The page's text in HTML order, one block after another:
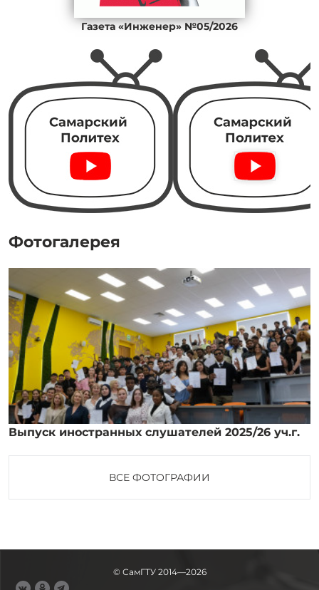
Газета «Инженер» №05/2026
Фотогалерея
Выпуск иностранных слушателей 2025/26 уч.г.
ВСЕ ФОТОГРАФИИ
© СамГТУ 2014—2026